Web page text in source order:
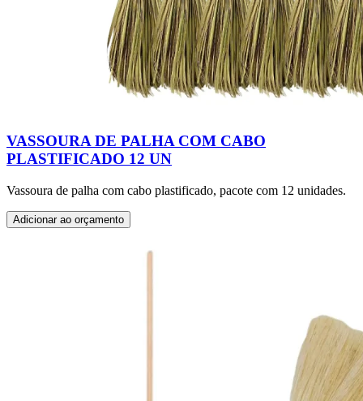
VASSOURA DE PALHA COM CABO
PLASTIFICADO 12 UN
Vassoura de palha com cabo plastificado, pacote com 12 unidades.
Adicionar ao orçamento